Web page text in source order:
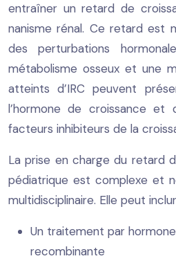
entraîner un retard de
nanisme rénal. Ce retard est
des perturbations
métabolisme osseux et une
atteints d’IRC peuvent
l’hormone de croissance et
facteurs inhibiteurs de la
La prise en charge du retard
pédiatrique est complexe et
multidisciplinaire. Elle peut
Un traitement par
recombinante